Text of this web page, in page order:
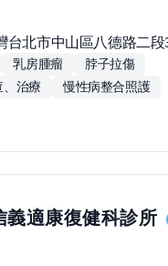
台北市中山區八德路二段
乳房腫瘤
脖子拉傷
、治療
慢性病整合照護
義適康復健科診所